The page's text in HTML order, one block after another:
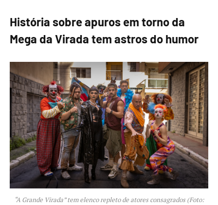
História sobre apuros em torno da
Mega da Virada tem astros do humor
“A Grande Virada” tem elenco repleto de atores consagrados (Foto: